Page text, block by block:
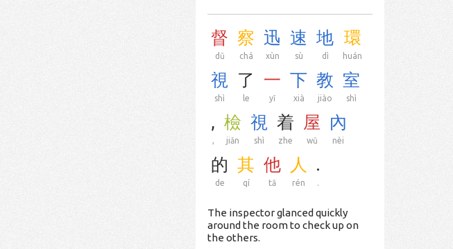
督
dū
察
chá
迅
xùn
速
sù
地
dì
環
huán
視
shì
了
le
一
yī
下
xià
教
jiào
室
shì
,
,
檢
jiǎn
視
shì
着
zhe
屋
wū
內
nèi
的
de
其
qí
他
tā
人
rén
.
.
The inspector glanced quickly
around the room to check up on
the others.